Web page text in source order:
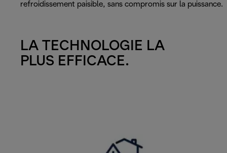
refroidissement paisible, sans compromis sur la puissance.
LA TECHNOLOGIE LA
PLUS EFFICACE.